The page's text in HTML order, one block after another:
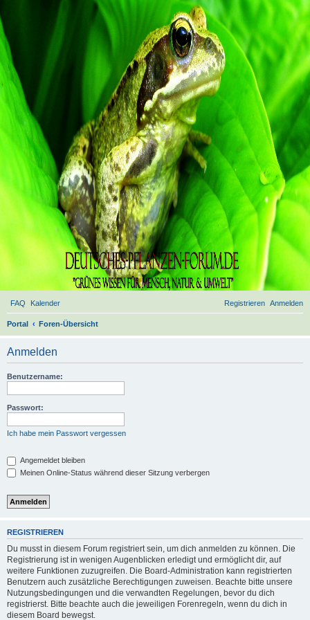
FAQ Kalender Anmelden
Registrieren
Portal Foren-Übersicht
Anmelden
Benutzername:
Passwort:
Ich habe mein Passwort vergessen
Angemeldet bleiben
Meinen Online-Status während dieser Sitzung verbergen
REGISTRIEREN
Du musst in diesem Forum registriert sein, um dich anmelden zu können. Die
Registrierung ist in wenigen Augenblicken erledigt und ermöglicht dir, auf
weitere Funktionen zuzugreifen. Die Board-Administration kann registrierten
Benutzern auch zusätzliche Berechtigungen zuweisen. Beachte bitte unsere
Nutzungsbedingungen und die verwandten Regelungen, bevor du dich
registrierst. Bitte beachte auch die jeweiligen Forenregeln, wenn du dich in
diesem Board bewegst.